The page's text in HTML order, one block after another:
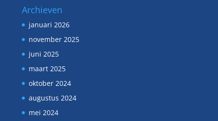
Archieven
januari 2026
november 2025
juni 2025
maart 2025
oktober 2024
augustus 2024
mei 2024